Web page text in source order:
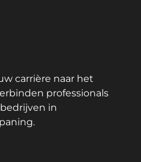
carrière naar het
professionals
in